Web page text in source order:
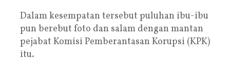
Dalam kesempatan tersebut puluhan ibu-ibu
pun berebut foto dan salam dengan mantan
pejabat Komisi Pemberantasan Korupsi (KPK)
itu.